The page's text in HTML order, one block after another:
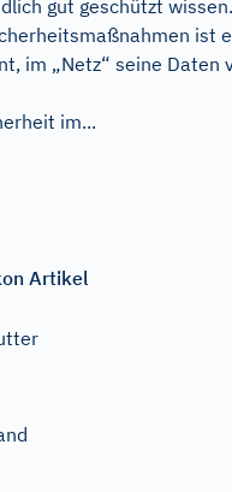
gut geschützt
ist
im „Netz“ seine Daten
im...
Artikel